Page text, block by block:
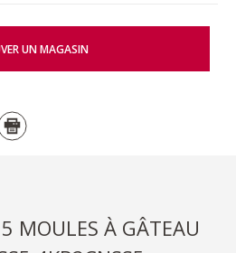
UN MAGASIN
MOULES À GÂTEAU